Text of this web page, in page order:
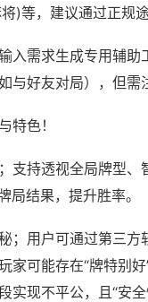
)等，建议通过正规
入需求生成专用辅
与好友对局），但需
特色！
支持透视全局牌型
局结果，提升胜率。
；用户可通过第三方
家可能存在“牌特别
现不平公，且“安全